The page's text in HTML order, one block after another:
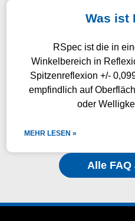
Was ist
RSpec ist die in
Winkelbereich in
Spitzenreflexion +/-
empfindlich auf
oder
MEHR LESEN »
Alle FAQ